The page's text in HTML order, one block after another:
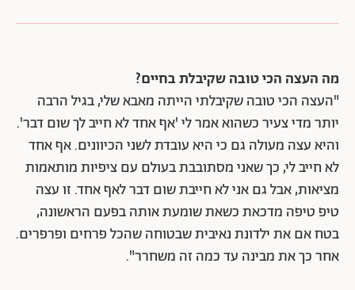
מה העצה הכי טובה שקיבלת בחיים?
"העצה הכי טובה שקיבלתי הייתה מאבא שלי, בגיל הרבה
יותר מדי צעיר כשהוא אמר לי 'אף אחד לא חייב לך שום דבר'.
והיא עצה מעולה גם כי היא עובדת לשני הכיוונים. אף אחד
לא חייב לי, כך שאני מסתובבת בעולם עם ציפיות מותאמות
מציאות, אבל גם אני לא חייבת שום דבר לאף אחד. זו עצה
טיפ טיפה מדכאת כשאת שומעת אותה בפעם הראשונה,
בטח אם את ילדונת נאיבית שבטוחה שהכל פרחים ופרפרים.
אחר כך את מבינה עד כמה זה משחרר".